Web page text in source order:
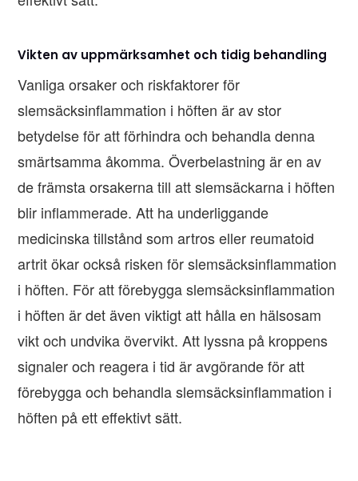
Vikten av uppmärksamhet och tidig behandling
Vanliga orsaker och riskfaktorer för
slemsäcksinflammation i höften är av stor
betydelse för att förhindra och behandla denna
smärtsamma åkomma. Överbelastning är en av
de främsta orsakerna till att slemsäckarna i höften
blir inflammerade. Att ha underliggande
medicinska tillstånd som artros eller reumatoid
artrit ökar också risken för slemsäcksinflammation
i höften. För att förebygga slemsäcksinflammation
i höften är det även viktigt att hålla en hälsosam
vikt och undvika övervikt. Att lyssna på kroppens
signaler och reagera i tid är avgörande för att
förebygga och behandla slemsäcksinflammation i
höften på ett effektivt sätt.